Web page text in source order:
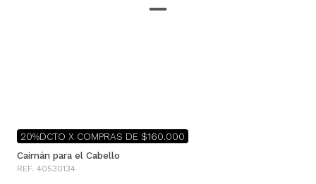
20%DCTO X COMPRAS DE $160.000
Caimán para el Cabello
REF. 40530134